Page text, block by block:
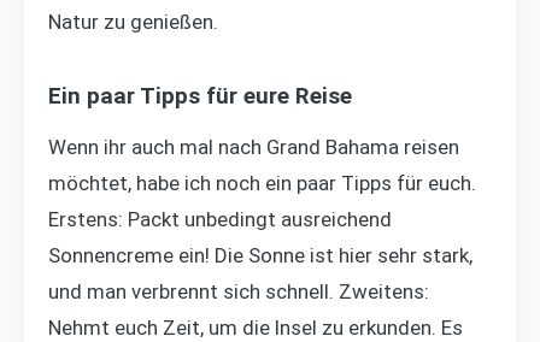
Natur zu genießen.
Ein paar Tipps für eure Reise
Wenn ihr auch mal nach Grand Bahama reisen
möchtet, habe ich noch ein paar Tipps für euch.
Erstens: Packt unbedingt ausreichend
Sonnencreme ein! Die Sonne ist hier sehr stark,
und man verbrennt sich schnell. Zweitens:
Nehmt euch Zeit, um die Insel zu erkunden. Es